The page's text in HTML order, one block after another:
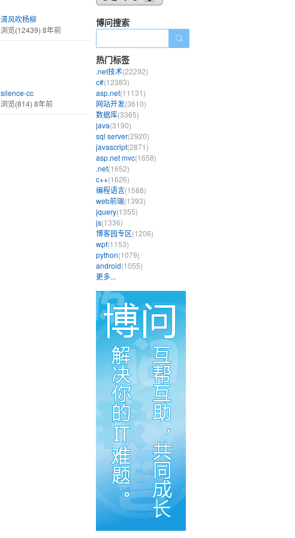
清风吹杨柳
浏览(12439) 8年前
silence-cc
浏览(814) 8年前
博问搜索
热门标签
.net技术(22292)
c#(12383)
asp.net(11131)
网站开发(3610)
数据库(3365)
java(3190)
sql server(2920)
javascript(2871)
asp.net mvc(1658)
.net(1652)
c++(1626)
编程语言(1588)
web前端(1393)
jquery(1355)
js(1336)
博客园专区(1206)
wpf(1153)
python(1079)
android(1055)
更多...